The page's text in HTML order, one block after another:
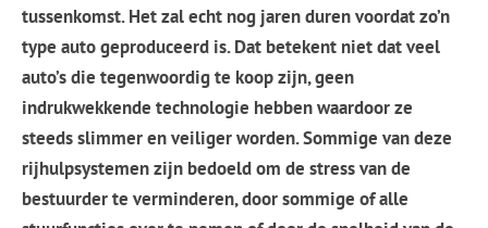
tussenkomst. Het zal echt nog jaren duren voordat zo’n
type auto geproduceerd is. Dat betekent niet dat veel
auto’s die tegenwoordig te koop zijn, geen
indrukwekkende technologie hebben waardoor ze
steeds slimmer en veiliger worden. Sommige van deze
rijhulpsystemen zijn bedoeld om de stress van de
bestuurder te verminderen, door sommige of alle